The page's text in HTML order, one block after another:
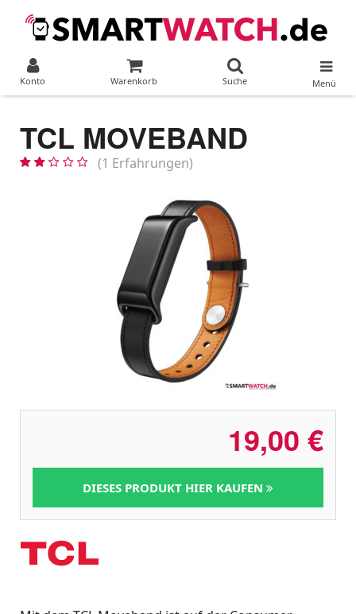
Konto Warenkorb Suche Menü
TCL MOVEBAND
(1 Erfahrungen)
19,00 €
DIESES PRODUKT HIER KAUFEN